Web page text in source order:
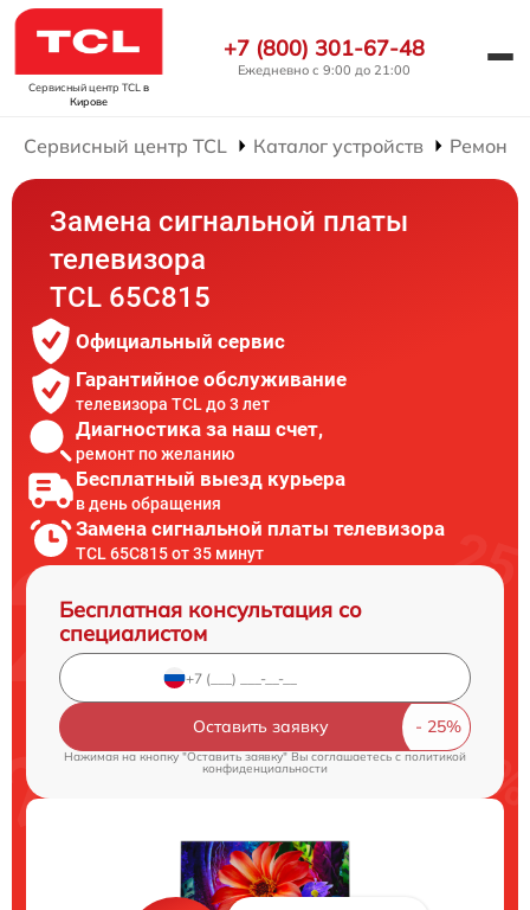
Сервисный центр TCL в
Кирове
+7 (800) 301-67-48
Ежедневно с 9:00 до 21:00
Сервисный центр TCL Каталог устройств Ремонт
Замена сигнальной платы
телевизора
TCL 65C815
Официальный сервис
Гарантийное обслуживание
телевизора TCL до 3 лет
Диагностика за наш счет,
ремонт по желанию
Бесплатный выезд курьера
в день обращения
Замена сигнальной платы телевизора
TCL 65C815 от 35 минут
Бесплатная консультация со
специалистом
Оставить заявку
Нажимая на кнопку "Оставить заявку" Вы соглашаетесь cполитикой
конфиденциальности